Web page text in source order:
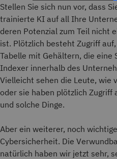
Stellen Sie sich nun vor, dass
trainierte KI auf all Ihre
deren Potenzial zum Teil nicht
ist. Plötzlich besteht Zugriff
Tabelle mit Gehältern, die eine
Indexer innerhalb des
Vielleicht sehen die Leute, wie
oder sie haben plötzlich
und solche Dinge.
Aber ein weiterer, noch
Cybersicherheit. Die
natürlich haben wir jetzt sehr,